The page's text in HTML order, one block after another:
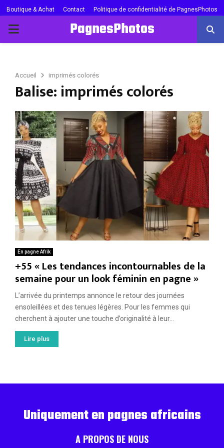
Boutique & Achat Contact Politique de confidentialité de PagnesPhotos
PRIMARY
PagnesPhotos
Accueil imprimés colorés
Balise: imprimés colorés
En pagne Afrik
+55 « Les tendances incontournables de la
semaine pour un look féminin en pagne »
L’arrivée du printemps annonce le retour des journées
ensoleillées et des tenues légères. Pour les femmes qui
cherchent à ajouter une touche d’originalité à leur...
Lire plus
Uniquement en pagnes africains
A PROPOS DE NOUS